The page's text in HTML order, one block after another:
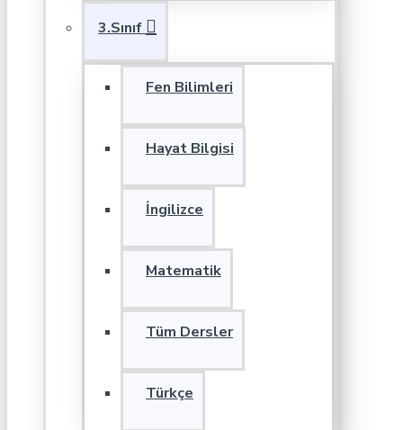
3.Sınıf
Fen Bilimleri
Hayat Bilgisi
İngilizce
Matematik
Tüm Dersler
Türkçe